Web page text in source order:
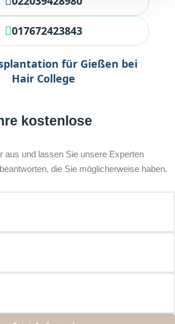
017672423843
für Gießen bei
Hair College
kostenlose
aus und lassen Sie unsere Experten
die Sie möglicherweise haben.